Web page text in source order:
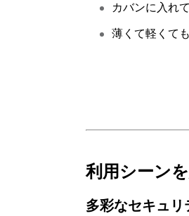
カバンに入れ
薄くて軽くて
利用シーン
多彩なセキュリ